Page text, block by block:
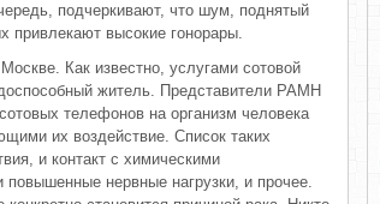
подчеркивают, что шум, поднятый
привлекают высокие гонорары.
Как известно, услугами сотовой
житель. Представители РАМН
телефонов на организм человека
их воздействие. Список таких
и контакт с химическими
повышенные нервные нагрузки, и прочее.